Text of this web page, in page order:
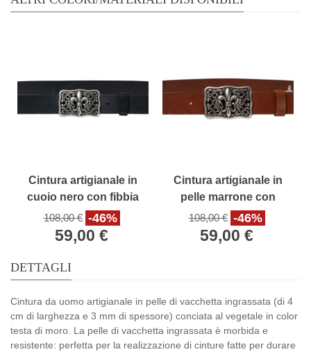
Cintura artigianale in
cuoio nero con fibbia
giglio fiorentino
108,00 € -46%
59,00 €
Cintura artigianale in
pelle marrone con
fibbia giglio fiorentino
108,00 € -46%
59,00 €
DETTAGLI
Cintura da uomo artigianale in pelle di vacchetta ingrassata (di 4
cm di larghezza e 3 mm di spessore) conciata al vegetale in color
testa di moro. La pelle di vacchetta ingrassata è morbida e
resistente: perfetta per la realizzazione di cinture fatte per durare